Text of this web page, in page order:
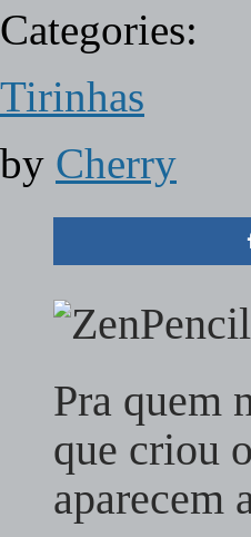
Categories:
Tirinhas
by Cherry
Pra quem
que criou o
aparecem